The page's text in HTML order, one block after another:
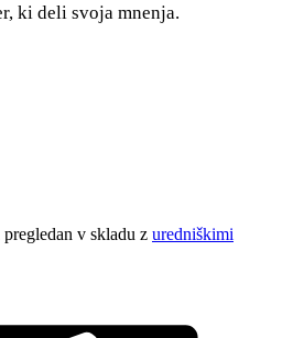
ki deli svoja mnenja.
v skladu z uredniškimi